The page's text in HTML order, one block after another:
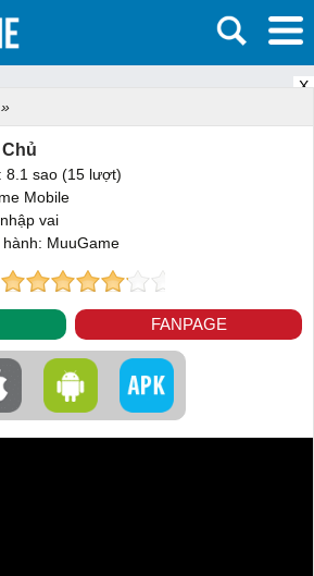
X
»
8.1 sao (15 lượt)
Mobile
nhập vai
hành: MuuGame
FANPAGE